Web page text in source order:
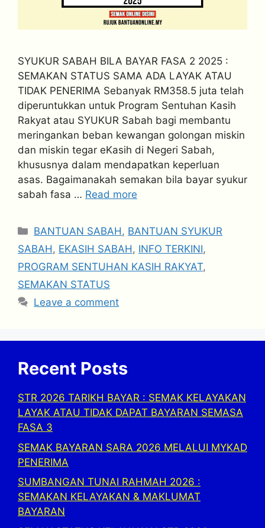
SYUKUR SABAH BILA BAYAR FASA 2 2025 :
SEMAKAN STATUS SAMA ADA LAYAK ATAU
TIDAK PENERIMA Sebanyak RM358.5 juta telah
diperuntukkan untuk Program Sentuhan Kasih
Rakyat atau SYUKUR Sabah bagi membantu
meringankan beban kewangan golongan miskin
dan miskin tegar eKasih di Negeri Sabah,
khususnya dalam mendapatkan keperluan
asas. Bagaimanakah semakan bila bayar syukur
sabah fasa … Read more
Categories
BANTUAN SABAH, BANTUAN SYUKUR
SABAH, EKASIH SABAH, INFO TERKINI,
PROGRAM SENTUHAN KASIH RAKYAT,
SEMAKAN STATUS
Leave a comment
Recent Posts
STR 2026 TARIKH BAYAR : SEMAK KELAYAKAN
LAYAK ATAU TIDAK DAPAT BAYARAN SEMASA
FASA 3
SEMAK BAYARAN SARA 2026 MELALUI MYKAD
PENERIMA
SUMBANGAN TUNAI RAHMAH 2026 :
SEMAKAN KELAYAKAN & MAKLUMAT
BAYARAN